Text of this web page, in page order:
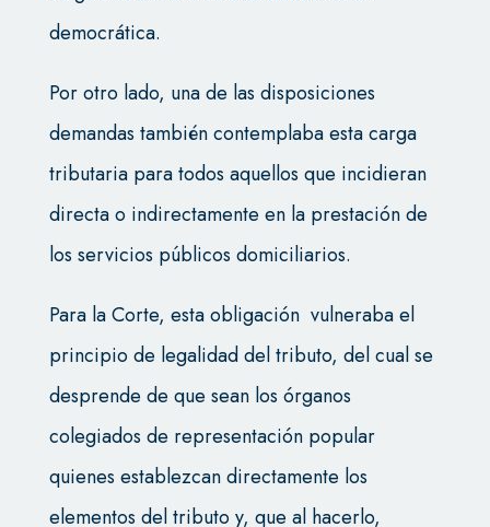
democrática.
Por otro lado, una de las disposiciones
demandas también contemplaba esta carga
tributaria para todos aquellos que incidieran
directa o indirectamente en la prestación de
los servicios públicos domiciliarios.
Para la Corte, esta obligación vulneraba el
principio de legalidad del tributo, del cual se
desprende de que sean los órganos
colegiados de representación popular
quienes establezcan directamente los
elementos del tributo y, que al hacerlo,